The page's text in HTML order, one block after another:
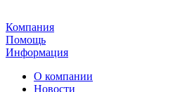
Компания
Помощь
Информация
О компании
Новости